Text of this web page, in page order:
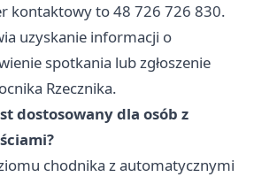
kontaktowy to 48 726 726 830.
uzyskanie informacji o
spotkania lub zgłoszenie
Rzecznika.
dostosowany dla osób z
chodnika z automatycznymi